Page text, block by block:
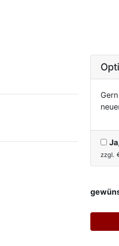
zzgl.